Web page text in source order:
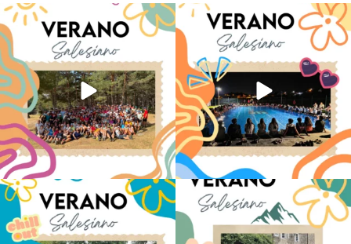
Quintanar ha reunido a los Centro
Juveniles de ...
81 1
Volvemos con el corazón bien llenito de
ADOS ...
34
Los alumnos de 6º de Primaria, 1º y 2º
de la ESO...
147 2
La diversión y la alegría también se han
sentido...
98 0